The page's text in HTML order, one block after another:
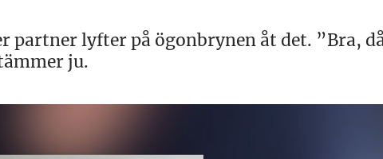
partner lyfter på ögonbrynen åt det. ”Bra,
ju.